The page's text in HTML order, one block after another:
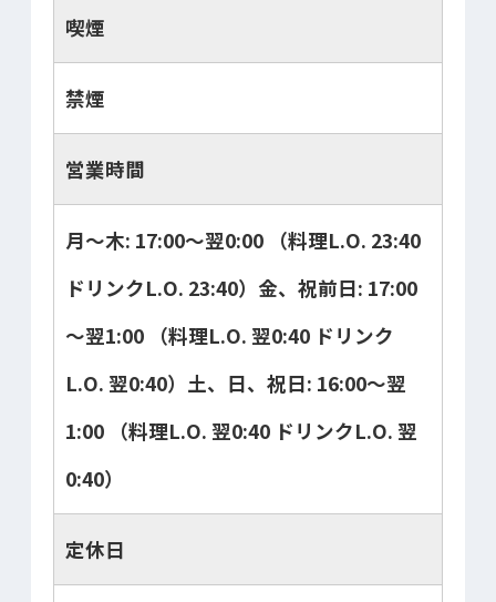
喫煙
禁煙
営業時間
月～木: 17:00～翌0:00 （料理L.O. 23:40
ドリンクL.O. 23:40）金、祝前日: 17:00
～翌1:00 （料理L.O. 翌0:40 ドリンク
L.O. 翌0:40）土、日、祝日: 16:00～翌
1:00 （料理L.O. 翌0:40 ドリンクL.O. 翌
0:40）
定休日